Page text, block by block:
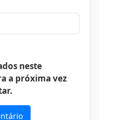
neste
a próxima vez